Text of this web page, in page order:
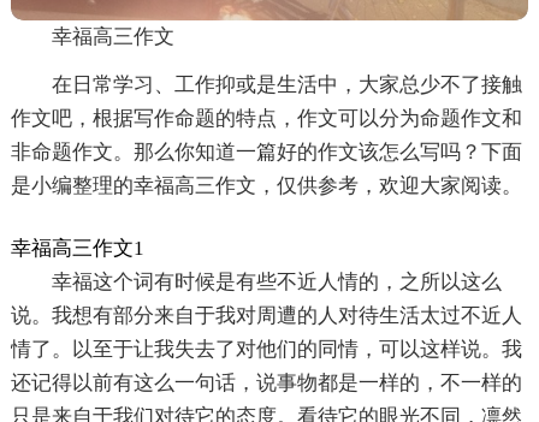
幸福高三作文
在日常学习、工作抑或是生活中，大家总少不了接触
作文吧，根据写作命题的特点，作文可以分为命题作文和
非命题作文。那么你知道一篇好的作文该怎么写吗？下面
是小编整理的幸福高三作文，仅供参考，欢迎大家阅读。
幸福高三作文1
幸福这个词有时候是有些不近人情的，之所以这么
说。我想有部分来自于我对周遭的人对待生活太过不近人
情了。以至于让我失去了对他们的同情，可以这样说。我
还记得以前有这么一句话，说事物都是一样的，不一样的
只是来自于我们对待它的态度。看待它的眼光不同，凛然